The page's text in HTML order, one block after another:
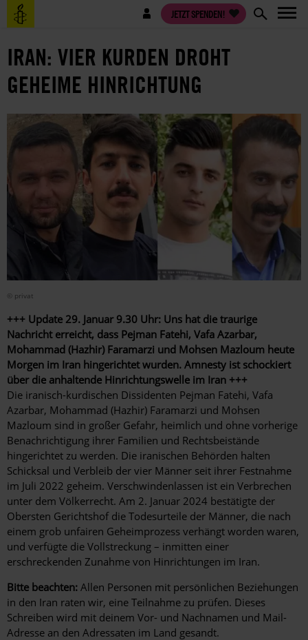
Direkt
zum
Benutzermenü JETZT SPENDEN!
IRAN: VIER KURDEN DROHT
GEHEIME HINRICHTUNG
© privat
+++ Update 29. Januar 9.30 Uhr: Uns hat die traurige
Nachricht erreicht, dass Pejman Fatehi, Vafa Azarbar,
Mohammad (Hazhir) Faramarzi und Mohsen Mazloum heute
Morgen im Iran hingerichtet wurden. Amnesty ist schockiert
über die anhaltende Hinrichtungswelle im Iran +++
Die iranisch-kurdischen Dissidenten Pejman Fatehi, Vafa
Azarbar, Mohammad (Hazhir) Faramarzi und Mohsen
Mazloum sind in großer Gefahr, heimlich und ohne vorherige
Benachrichtigung ihrer Familien und Rechtsbeistände
hingerichtet zu werden. Die iranischen Behörden halten
Schicksal und Verbleib der vier Männer seit ihrer Festnahme
im Juli 2022 geheim. Verschwindenlassen ist ein Verbrechen
unter dem Völkerrecht. Am 2. Januar 2024 bestätigte der
Obersten Gerichtshof die Todesurteile der Männer, die nach
einem grob unfairen Geheimprozess verhängt worden waren,
und verfügte die Vollstreckung – inmitten einer
erschreckenden Zunahme von Hinrichtungen im Iran.
Bitte beachten: Allen Personen mit persönlichen Beziehungen
in den Iran raten wir, eine Teilnahme zu prüfen. Dieses
Schreiben wird mit deinem Vor- und Nachnamen und Mail-
Adresse an den Adressaten im Land gesandt.